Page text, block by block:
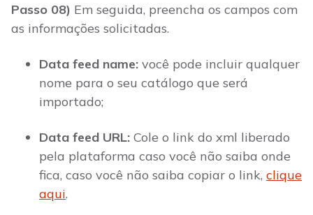
Passo 08) Em seguida, preencha os campos com
as informações solicitadas.
Data feed name: você pode incluir qualquer
nome para o seu catálogo que será
importado;
Data feed URL: Cole o link do xml liberado
pela plataforma caso você não saiba onde
fica, caso você não saiba copiar o link, clique
aqui.